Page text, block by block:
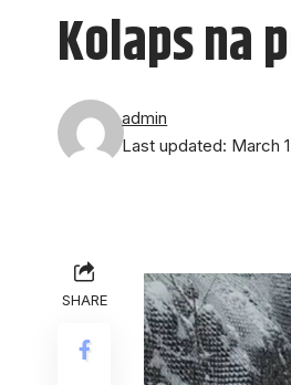
Kolaps na
Last updated: March
admin
SHARE